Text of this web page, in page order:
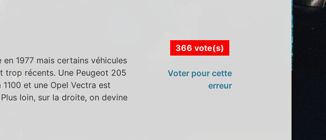
1977 mais certains véhicules
trop récents. Une Peugeot 205
et une Opel Vectra est
loin, sur la droite, on devine
366 vote(s)
Voter pour cette
erreur